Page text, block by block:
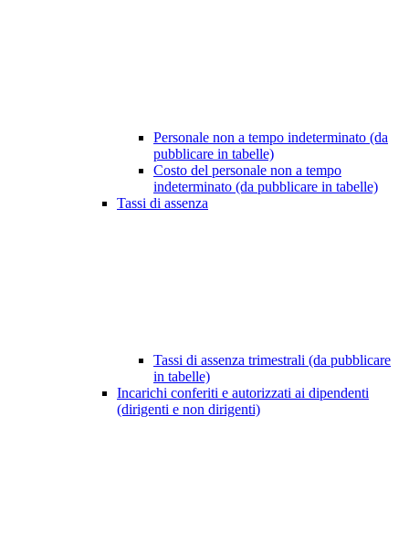
Personale non a tempo indeterminato (da
pubblicare in tabelle)
Costo del personale non a tempo
indeterminato (da pubblicare in tabelle)
Tassi di assenza
Tassi di assenza trimestrali (da pubblicare
in tabelle)
Incarichi conferiti e autorizzati ai dipendenti
(dirigenti e non dirigenti)